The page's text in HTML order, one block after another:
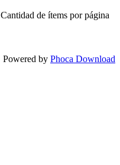
Cantidad de ítems por página
Powered by Phoca Download